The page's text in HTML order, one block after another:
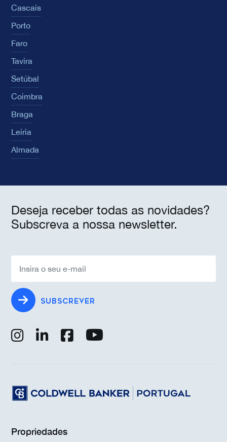
Cascais
Porto
Faro
Tavira
Setúbal
Coimbra
Braga
Leiria
Almada
Deseja receber todas as novidades?
Subscreva a nossa newsletter.
SUBSCREVER
Propriedades